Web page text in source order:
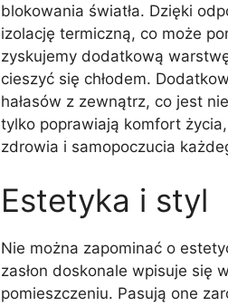
blokowania światła. Dzięki
izolację termiczną, co może
zyskujemy dodatkową
cieszyć się chłodem.
hałasów z zewnątrz, co jest
tylko poprawiają komfort
zdrowia i samopoczucia
Estetyka i styl
Nie można zapominać o
zasłon doskonale wpisuje się
pomieszczeniu. Pasują one